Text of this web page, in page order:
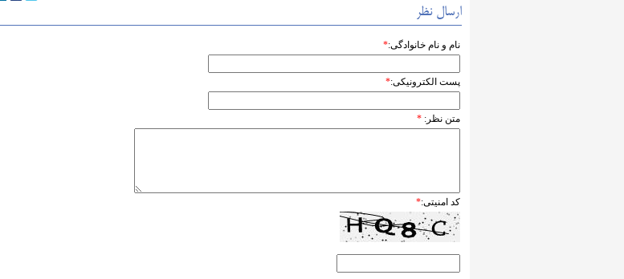
ارسال نظر
نام و نام خانوادگی:*
پست الکترونیکی:*
متن نظر: *
کد امنیتی:*